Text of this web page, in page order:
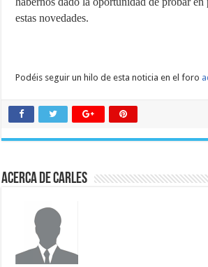
estas novedades.
Podéis seguir un hilo de esta noticia en el foro
Acerca de Carles